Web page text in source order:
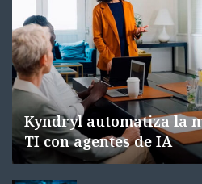
Kyndryl automatiza la
TI con agentes de IA